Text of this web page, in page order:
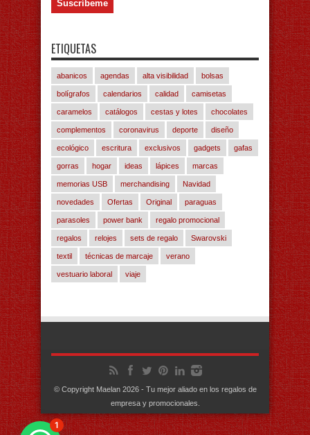
ETIQUETAS
abanicos agendas alta visibilidad bolsas
bolígrafos calendarios calidad camisetas
caramelos catálogos cestas y lotes chocolates
complementos coronavirus deporte diseño
ecológico escritura exclusivos gadgets gafas
gorras hogar ideas lápices marcas
memorias USB merchandising Navidad
novedades Ofertas Original paraguas
parasoles power bank regalo promocional
regalos relojes sets de regalo Swarovski
textil técnicas de marcaje verano
vestuario laboral viaje
© Copyright Maelan 2026 - Tu mejor aliado en los regalos de
empresa y promocionales.
1